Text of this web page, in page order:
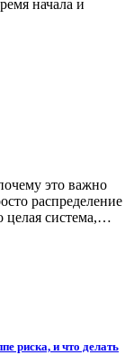
начала и
это важно
распределение
целая система,…
риска, и что делать